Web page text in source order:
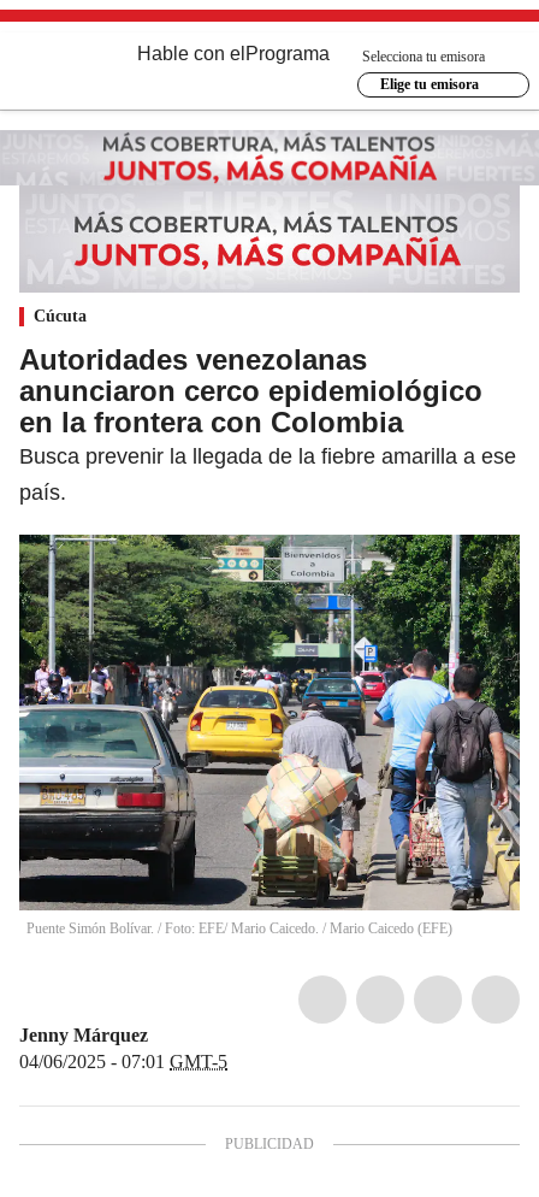
Hable con el Programa
Selecciona tu emisora
Elige tu emisora
Cúcuta
Autoridades venezolanas
anunciaron cerco epidemiológico
en la frontera con Colombia
Busca prevenir la llegada de la fiebre amarilla a ese
país.
Puente Simón Bolívar. / Foto: EFE/ Mario Caicedo. / Mario Caicedo (EFE)
Jenny Márquez
04/06/2025 - 07:01 GMT-5